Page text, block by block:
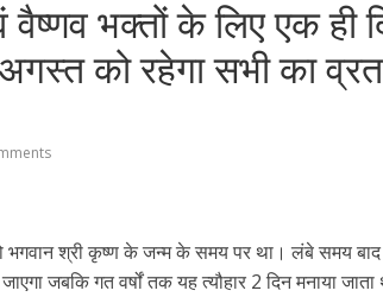
भक्तों के लिए एक ही
को रहेगा सभी का व्रत
भगवान श्री कृष्ण के जन्म के समय पर था। लंबे समय
जबकि गत वर्षों तक यह त्यौहार 2 दिन मनाया